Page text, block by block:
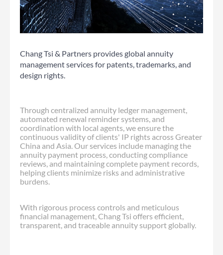
Chang Tsi & Partners provides global annuity
management services for patents, trademarks, and
design rights.
Through centralized annuity ledger management,
automated renewal reminder systems, and
coordination with local agents, we ensure the
continuous validity of clients' IP rights across Greater
China and Asia. Our services include managing the
annuity payment process, conducting compliance
reviews, and maintaining complete payment records,
helping clients minimize risks and administrative
burdens.
With rigorous process controls and meticulous
financial management, Chang Tsi offers efficient,
transparent, and traceable annuity support globally.